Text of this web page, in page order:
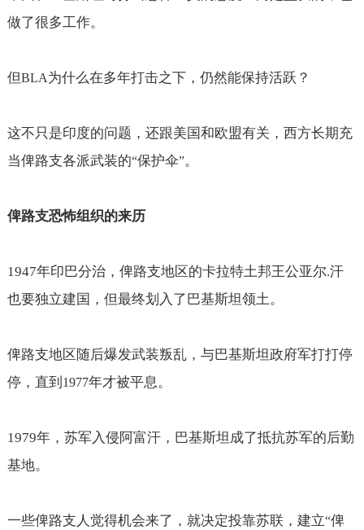
做了很多工作。
但BLA为什么在多年打击之下，仍然能保持活跃？
这不只是印度的问题，还跟美国和欧盟有关，西方长期充
当俾路支各派武装的“保护伞”。
俾路支恐怖组织的来历
1947年印巴分治，俾路支地区的卡拉特土邦王公亚尔.汗
也要独立建国，但最终划入了巴基斯坦领土。
俾路支地区随后爆发武装叛乱，与巴基斯坦政府军打打停
停，直到 1977年才被平息。
1979年，苏军入侵阿富汗，巴基斯坦成了抵抗苏军的后勤
基地。
一些俾路支人觉得机会来了，就决定投靠苏联，建立“俾